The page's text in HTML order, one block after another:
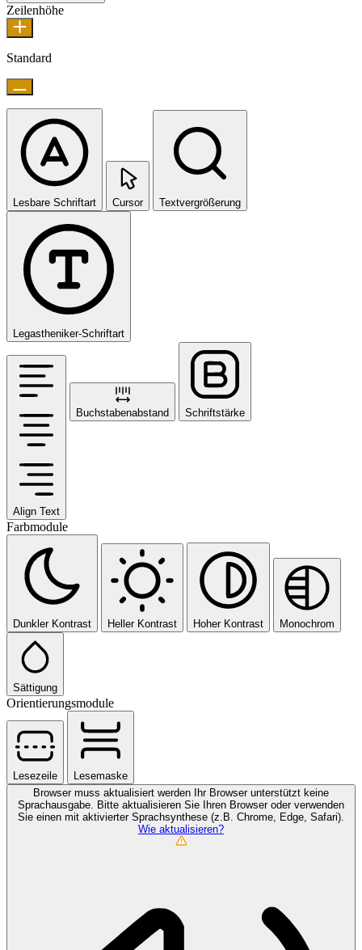
Zeilenhöhe
Standard
Lesbare Schriftart Cursor Textvergrößerung
Legastheniker-Schriftart
Align Text
Buchstabenabstand Schriftstärke
Farbmodule
Dunkler Kontrast Heller Kontrast Hoher Kontrast Monochrom
Sättigung
Orientierungsmodule
Lesezeile
Lesemaske
Browser muss aktualisiert werden
Ihr Browser unterstützt keine
Sprachausgabe. Bitte aktualisieren Sie Ihren Browser oder verwenden
Sie einen mit aktivierter Sprachsynthese (z.B. Chrome, Edge, Safari).
Wie aktualisieren?